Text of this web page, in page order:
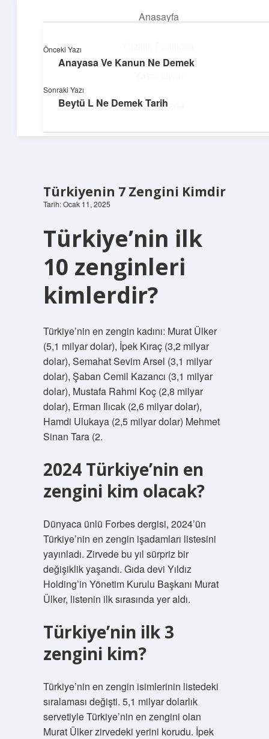
Anasayfa
Hakkımızda
Güneşli Fikir Esintisi
Enerji dolu önerilerle gününü aydınlat!
Türkiyenin 7 Zengini Kimdir
Tarih: Ocak 11, 2025
Türkiye’nin ilk
10 zenginleri
kimlerdir?
Türkiye’nin en zengin kadını: Murat Ülker
(5,1 milyar dolar), İpek Kıraç (3,2 milyar
dolar), Semahat Sevim Arsel (3,1 milyar
dolar), Şaban Cemil Kazancı (3,1 milyar
dolar), Mustafa Rahmi Koç (2,8 milyar
dolar), Erman Ilıcak (2,6 milyar dolar),
Hamdi Ulukaya (2,5 milyar dolar) Mehmet
Sinan Tara (2.
2024 Türkiye’nin en
zengini kim olacak?
Dünyaca ünlü Forbes dergisi, 2024’ün
Türkiye’nin en zengin işadamları listesini
yayınladı. Zirvede bu yıl sürpriz bir
değişiklik yaşandı. Gıda devi Yıldız
Holding’in Yönetim Kurulu Başkanı Murat
Ülker, listenin ilk sırasında yer aldı.
Türkiye’nin ilk 3
zengini kim?
Türkiye’nin en zengin isimlerinin listedeki
sıralaması değişti. 5,1 milyar dolarlık
servetiyle Türkiye’nin en zengini olan
Murat Ülker zirvedeki yerini korudu. İpek
Önceki Yazı
Anayasa Ve Kanun Ne Demek
Sonraki Yazı
Beytü L Ne Demek Tarih